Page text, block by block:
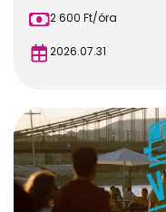
2 600 Ft/óra
2026.07.31